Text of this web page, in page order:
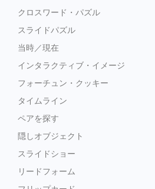
クロスワード・パズル
スライドパズル
当時／現在
インタラクティブ・イメージ
フォーチュン・クッキー
タイムライン
ペアを探す
隠しオブジェクト
スライドショー
リードフォーム